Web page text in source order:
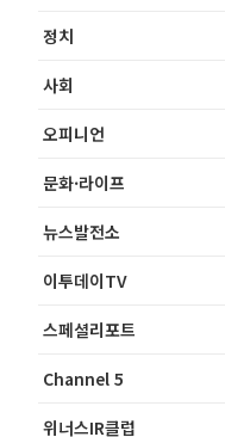
정치
사회
오피니언
문화·라이프
뉴스발전소
이투데이TV
스페셜리포트
Channel 5
위너스IR클럽